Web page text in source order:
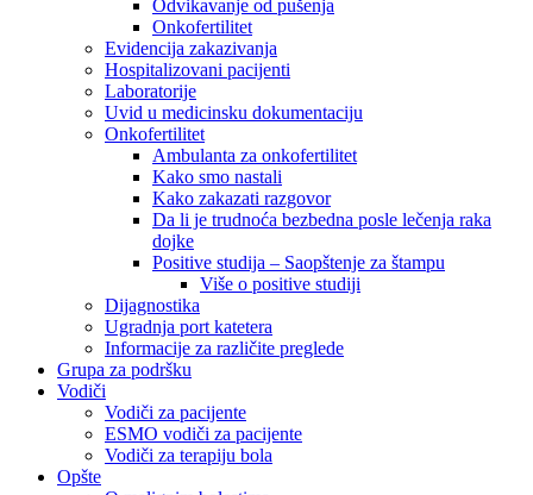
Odvikavanje od pušenja
Onkofertilitet
Evidencija zakazivanja
Hospitalizovani pacijenti
Laboratorije
Uvid u medicinsku dokumentaciju
Onkofertilitet
Ambulanta za onkofertilitet
Kako smo nastali
Kako zakazati razgovor
Da li je trudnoća bezbedna posle lečenja raka
dojke
Positive studija – Saopštenje za štampu
Više o positive studiji
Dijagnostika
Ugradnja port katetera
Informacije za različite preglede
Grupa za podršku
Vodiči
Vodiči za pacijente
ESMO vodiči za pacijente
Vodiči za terapiju bola
Opšte